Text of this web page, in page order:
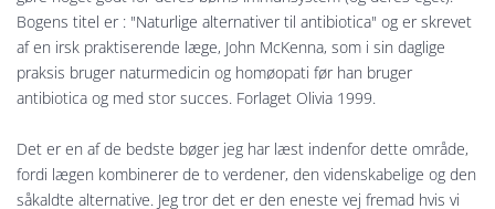
Bogens titel er : "Naturlige alternativer til antibiotica" og er skrevet
af en irsk praktiserende læge, John McKenna, som i sin daglige
praksis bruger naturmedicin og homøopati før han bruger
antibiotica og med stor succes. Forlaget Olivia 1999.
Det er en af de bedste bøger jeg har læst indenfor dette område,
fordi lægen kombinerer de to verdener, den videnskabelige og den
såkaldte alternative. Jeg tror det er den eneste vej fremad hvis vi